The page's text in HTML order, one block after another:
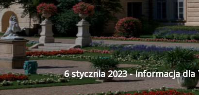
6 stycznia 2023 - informacja